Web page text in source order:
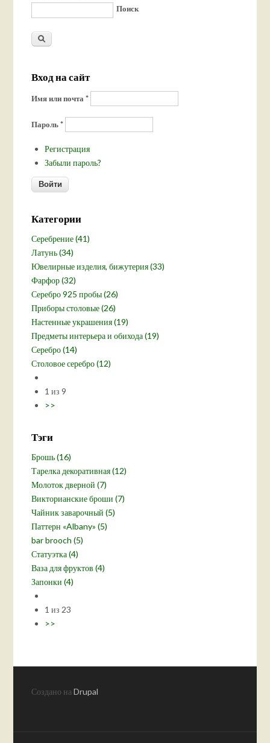
Поиск
Вход на сайт
Имя или почта*
Пароль*
Регистрация
Забыли пароль?
Категории
Серебрение (41)
Латунь (34)
Ювелирные изделия, бижутерия (33)
Фарфор (32)
Серебро 925 пробы (26)
Приборы столовые (26)
Настенные украшения (19)
Предметы интерьера и обихода (19)
Серебро (14)
Столовое серебро (12)
1 из 9
>>
Тэги
Брошь (16)
Тарелка декоративная (12)
Молоток дверной (7)
Викторианские броши (7)
Чайник заварочный (5)
Паттерн «Albany» (5)
bar brooch (5)
Статуэтка (4)
Ваза для фруктов (4)
Запонки (4)
1 из 23
>>
Создано наDrupal